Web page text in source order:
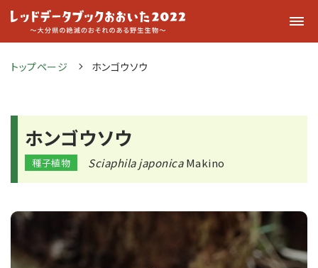
トップページ ホンゴウソウ
ホンゴウソウ
種子植物 Sciaphila japonicaMakino